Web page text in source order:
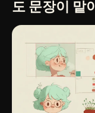
도 문장이 맡